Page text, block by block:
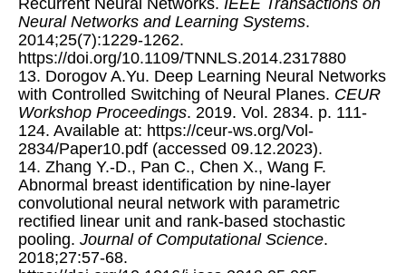
Neural Networks and Learning Systems.
2014;25(7):1229-1262.
https://doi.org/10.1109/TNNLS.2014.2317880
13. Dorogov A.Yu. Deep Learning Neural Networks
with Controlled Switching of Neural Planes. CEUR
Workshop Proceedings. 2019. Vol. 2834. p. 111-
124. Available at: https://ceur-ws.org/Vol-
2834/Paper10.pdf (accessed 09.12.2023).
14. Zhang Y.-D., Pan C., Chen X., Wang F.
Abnormal breast identification by nine-layer
convolutional neural network with parametric
rectified linear unit and rank-based stochastic
pooling. Journal of Computational Science.
2018;27:57-68.